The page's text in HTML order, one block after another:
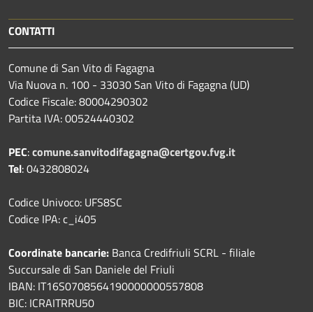
CONTATTI
Comune di San Vito di Fagagna
Via Nuova n. 100 - 33030 San Vito di Fagagna (UD)
Codice Fiscale: 80004290302
Partita IVA: 00524440302
PEC:comune.sanvitodifagagna@certgov.fvg.it
Tel: 0432808024
Codice Univoco: UFS8SC
Codice IPA: c_i405
Coordinate bancarie: Banca Credifriuli SCRL - filiale
Succursale di San Daniele del Friuli
IBAN: IT16S0708564190000000557808
BIC: ICRAITRRU50